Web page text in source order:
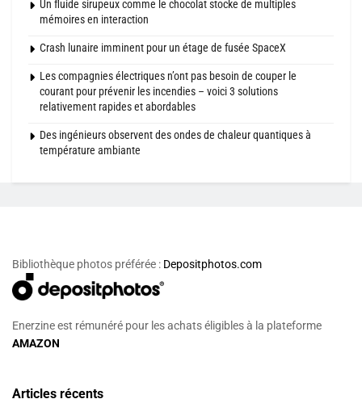
Un fluide sirupeux comme le chocolat stocke de multiples
mémoires en interaction
Crash lunaire imminent pour un étage de fusée SpaceX
Les compagnies électriques n’ont pas besoin de couper le
courant pour prévenir les incendies – voici 3 solutions
relativement rapides et abordables
Des ingénieurs observent des ondes de chaleur quantiques à
température ambiante
Bibliothèque photos préférée : Depositphotos.com
Enerzine est rémunéré pour les achats éligibles à la plateforme
AMAZON
Articles récents